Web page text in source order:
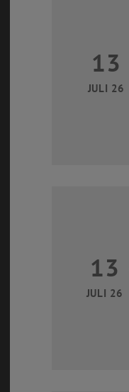
13
JULI 26
13
JULI 26